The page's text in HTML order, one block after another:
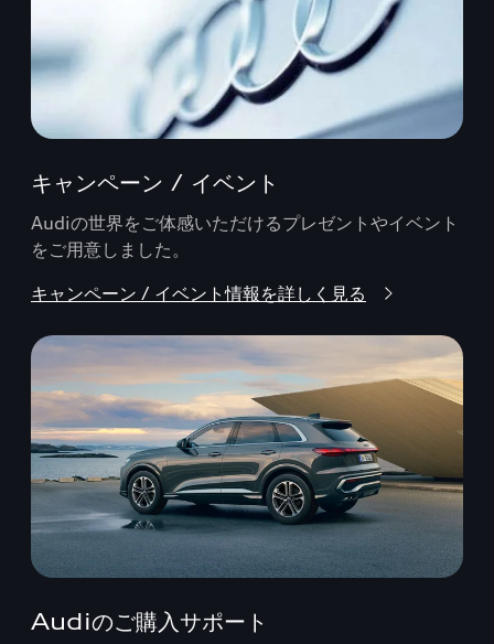
キャンペーン / イベント
Audiの世界をご体感いただけるプレゼントやイベント
をご用意しました。
キャンペーン / イベント情報を詳しく見る
Audiのご購入サポート